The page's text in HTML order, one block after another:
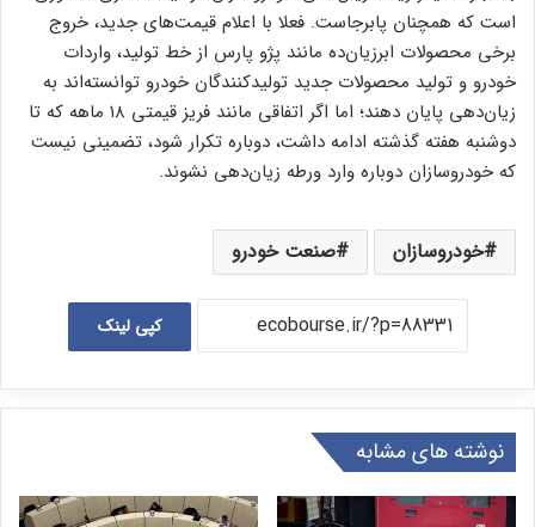
است که همچنان پابرجاست. فعلا با اعلام قیمت‌های جدید، خروج
برخی محصولات ابرزیان‌ده مانند پژو پارس از خط تولید، واردات
خودرو و تولید محصولات جدید تولیدکنندگان خودرو توانسته‌اند به
زیان‌دهی پایان دهند؛ اما اگر اتفاقی مانند فریز قیمتی ۱۸ ماهه که تا
دوشنبه هفته گذشته ادامه داشت، دوباره تکرار شود، تضمینی نیست
که خودروسازان دوباره وارد ورطه زیان‌دهی نشوند.
خودروسازان صنعت خودرو
کپی لینک
نوشته های مشابه